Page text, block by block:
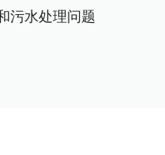
污水处理问题